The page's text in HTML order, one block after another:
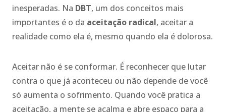
inesperadas. Na DBT, um dos conceitos mais
importantes é o da aceitação radical, aceitar a
realidade como ela é, mesmo quando ela é dolorosa.
Aceitar não é se conformar. É reconhecer que lutar
contra o que já aconteceu ou não depende de você
só aumenta o sofrimento. Quando você pratica a
aceitação, a mente se acalma e abre espaço para a